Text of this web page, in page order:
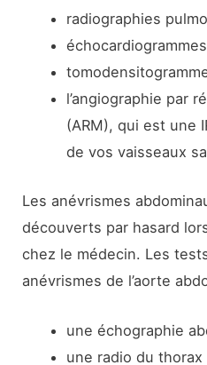
radiographies
échocardiogrammes
l’angiographie par
(ARM), qui est une
de vos vaisseaux
Les anévrismes
découverts par hasard
chez le médecin. Les
anévrismes de l’aorte
une échographie
une radio du thorax